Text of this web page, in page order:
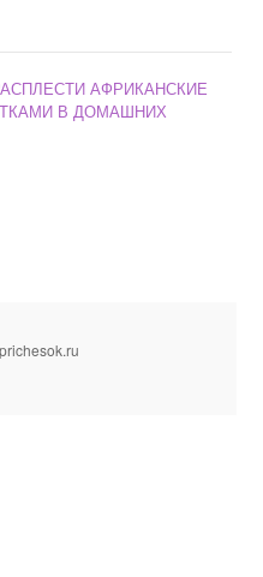
АФРИКАНСКИЕ
В ДОМАШНИХ